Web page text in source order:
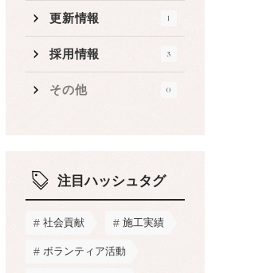
プロモーション動画
更新情報 1
採用情報 3
その他 0
注目ハッシュタグ
社会貢献 施工実績
ボランティア活動